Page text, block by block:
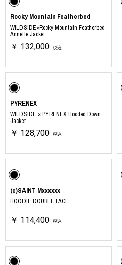
Rocky Mountain Featherbed
WILDSIDE×Rocky Mountain Featherbed
Annelle Jacket
￥ 132,000 税込
PYRENEX
WILDSIDE × PYRENEX Hooded Down
Jacket
￥ 128,700 税込
(c)SAINT Mxxxxxx
HOODIE DOUBLE FACE
￥ 114,400 税込